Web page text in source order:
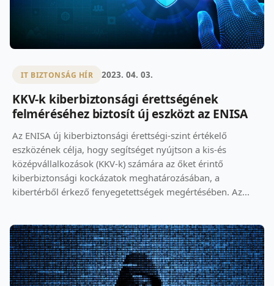
IT BIZTONSÁG HÍR 2023. 04. 03.
KKV-k kiberbiztonsági érettségének
felméréséhez biztosít új eszközt az ENISA
Az ENISA új kiberbiztonsági érettségi-szint értékelő
eszközének célja, hogy segítséget nyújtson a kis-és
középvállalkozások (KKV-k) számára az őket érintő
kiberbiztonsági kockázatok meghatározásában, a
kibertérből érkező fenyegetettségek megértésében. Az...